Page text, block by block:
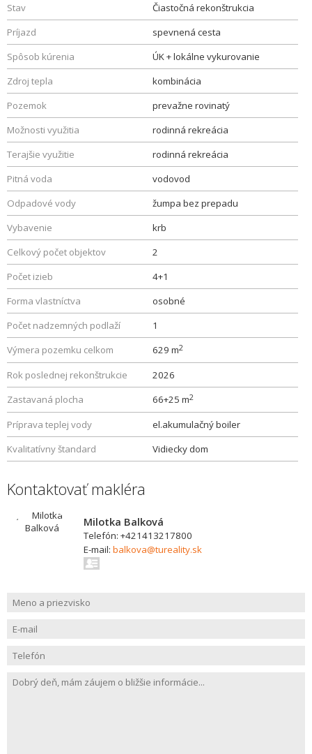
Stav
Čiastočná rekonštrukcia
Príjazd
spevnená cesta
Spôsob kúrenia
ÚK + lokálne vykurovanie
Zdroj tepla
kombinácia
Pozemok
prevažne rovinatý
Možnosti využitia
rodinná rekreácia
Terajšie využitie
rodinná rekreácia
Pitná voda
vodovod
Odpadové vody
žumpa bez prepadu
Vybavenie
krb
Celkový počet objektov
2
Počet izieb
4+1
Forma vlastníctva
osobné
Počet nadzemných podlaží
1
Výmera pozemku celkom
629 m2
Rok poslednej rekonštrukcie
2026
Zastavaná plocha
66+25 m2
Príprava teplej vody
el.akumulačný boiler
Kvalitatívny štandard
Vidiecky dom
Kontaktovať makléra
Milotka Balková
Telefón: +421413217800
E-mail: balkova@tureality.sk